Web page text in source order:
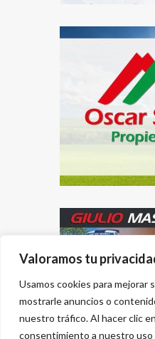
Valoramos tu
Usamos cookies para mejorar
mostrarle anuncios o
nuestro tráfico. Al hacer clic
consentimiento a nuestro uso